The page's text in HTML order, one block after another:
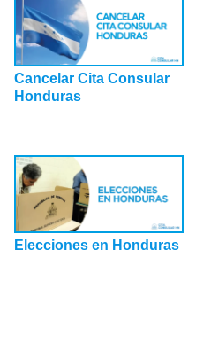
Cancelar Cita Consular
Honduras
Elecciones en Honduras